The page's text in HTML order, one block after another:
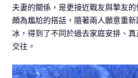
夫妻的關係，是更接近戰友與摯友
頗為尷尬的搭話，隨著兩人願意重
冰，得到了不同於過去家庭安排、
交往。